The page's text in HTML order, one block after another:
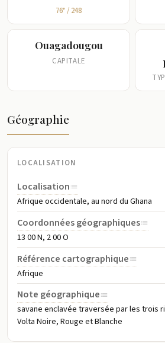
omniprésente et permanente, et des
limitées. C'est l'un des pays les plus
76ᵉ / 248
Ouagadougou
CAPITALE
Géographie
LOCALISATION
Localisation
Afrique occidentale, au nord du Ghana
Coordonnées géographiques
13 00 N, 2 00 O
Référence cartographique
Afrique
Note géographique
savane enclavée traversée par les trois
Volta Noire, Rouge et Blanche